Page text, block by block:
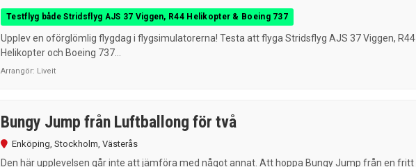
Testflyg både Stridsflyg AJS 37 Viggen, R44 Helikopter & Boeing 737
Upplev en oförglömlig flygdag i flygsimulatorerna! Testa att flyga Stridsflyg AJS 37 Viggen, R44
Helikopter och Boeing 737...
Arrangör: Liveit
Bungy Jump från Luftballong för två
Enköping Stockholm Västerås
Den här upplevelsen går inte att jämföra med något annat. Att hoppa Bungy Jump från en fritt